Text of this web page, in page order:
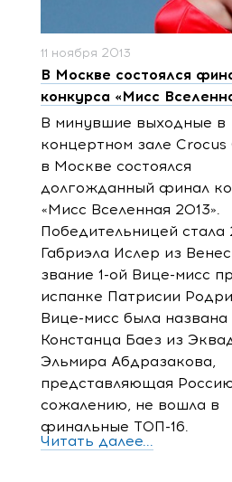
11 ноября 2013
В Москве состоялся
конкурса «Мисс
В минувшие выходные в
концертном зале Crocus
в Москве состоялся
долгожданный финал
«Мисс Вселенная 2013».
Победительницей стала
Габриэла Ислер из
звание 1-ой Вице-мисс
испанке Патрисии
Вице-мисс была названа
Констанца Баез из
Эльмира Абдразакова,
представляющая
сожалению, не вошла в
финальные ТОП-16.
Читать далее...